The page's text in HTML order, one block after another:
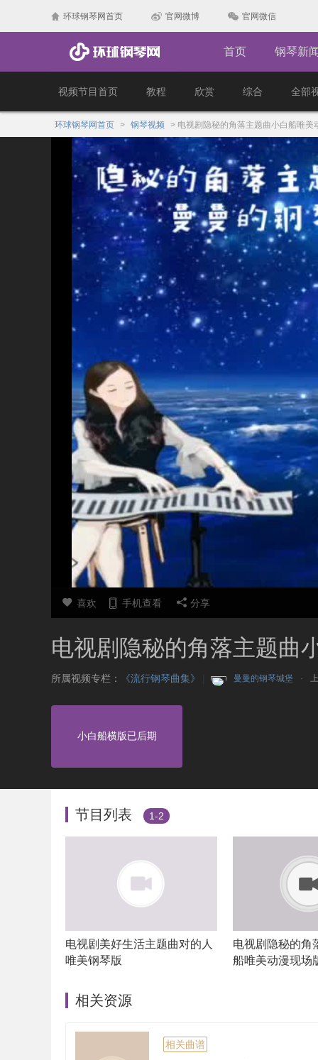
环球钢琴网首页 官网微博 官网微信
首页 钢琴新
视频节目首页 教程 欣赏 综合 全部
环球钢琴网首页 > 钢琴视频 > 电视剧隐秘的角落主题曲小白船唯美
喜欢 手机查看 分享
电视剧隐秘的角落主题曲
所属视频专栏： 《流行钢琴曲集》 曼曼的钢琴城堡
小白船横版已后期
节目列表 1-2
电视剧美好生活主题曲对的人
唯美钢琴版
电视剧隐秘的角
船唯美动漫现场
相关资源
相关曲谱